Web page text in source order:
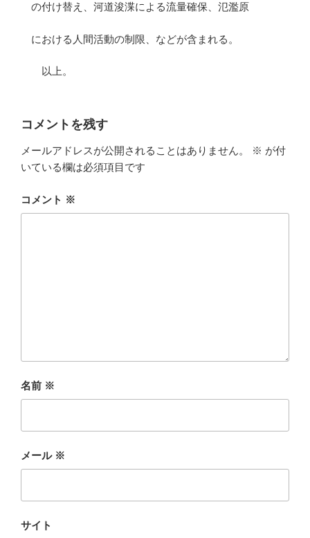
の付け替え、河道浚渫による流量確保、氾濫原
における人間活動の制限、などが含まれる。
以上。
コメントを残す
メールアドレスが公開されることはありません。 ※ が付
いている欄は必須項目です
コメント ※
名前 ※
メール ※
サイト